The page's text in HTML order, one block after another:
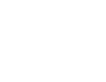
en el Campus